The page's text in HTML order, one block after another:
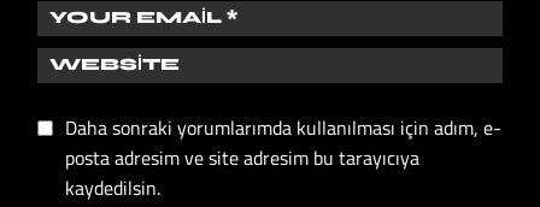
Daha sonraki yorumlarımda kullanılması için adım, e-
posta adresim ve site adresim bu tarayıcıya
kaydedilsin.